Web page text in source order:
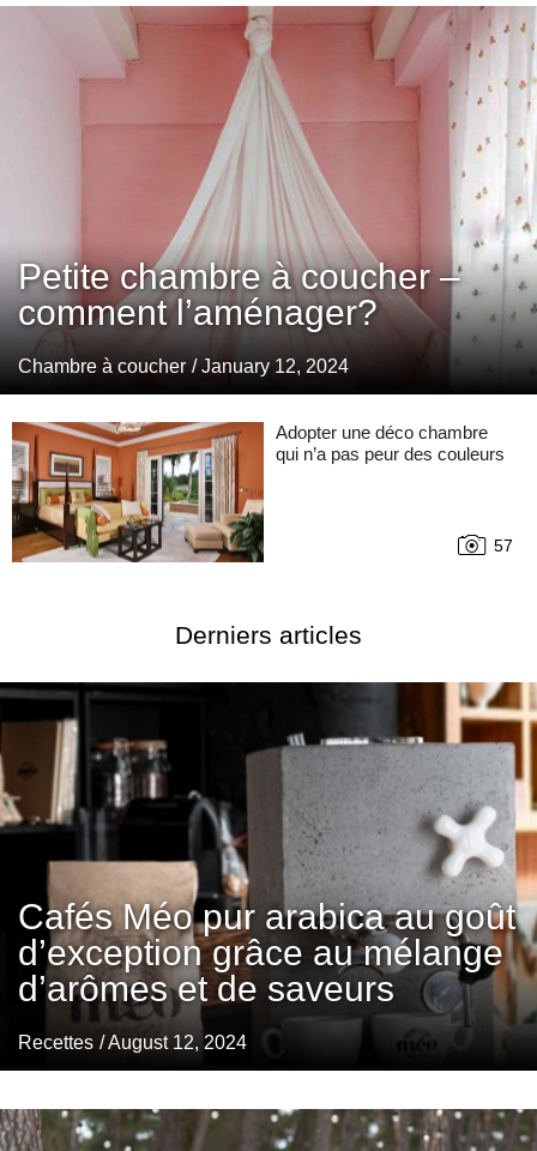
Petite chambre à coucher –
comment l’aménager?
Chambre à coucher / January 12, 2024
Adopter une déco chambre
qui n’a pas peur des couleurs
57
Derniers articles
Cafés Méo pur arabica au goût
d’exception grâce au mélange
d’arômes et de saveurs
Recettes / August 12, 2024